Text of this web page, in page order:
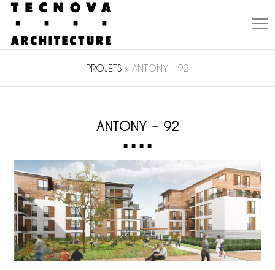
PROJETS » ANTONY – 92
ANTONY – 92